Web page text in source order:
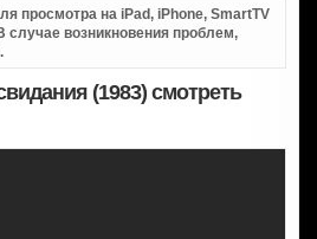
просмотра на iPad, iPhone, SmartTV
случае возникновения проблем,
.
(1983) смотреть